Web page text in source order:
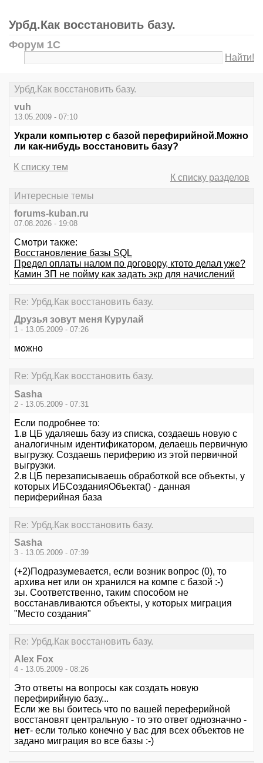
Урбд.Как восстановить базу.
Форум 1С
Найти!
Урбд.Как восстановить базу.
vuh
13.05.2009 - 07:10
Украли компьютер с базой перефирийной.Можно
ли как-нибудь восстановить базу?
К списку тем
К списку разделов
Интересные темы
forums-kuban.ru
07.08.2026 - 19:08
Смотри также:
Восстановление базы SQL
Предел оплаты налом по договору, ктото делал уже?
Камин ЗП не пойму как задать экр для начислений
Re: Урбд.Как восстановить базу.
Друзья зовут меня Курулай
1 - 13.05.2009 - 07:26
можно
Re: Урбд.Как восстановить базу.
Sasha
2 - 13.05.2009 - 07:31
Если подробнее то:
1.в ЦБ удаляешь базу из списка, создаешь новую с
аналогичным идентификатором, делаешь первичную
выгрузку. Создаешь периферию из этой первичной
выгрузки.
2.в ЦБ перезаписываешь обработкой все объекты, у
которых ИБСозданияОбъекта() - данная
периферийная база
Re: Урбд.Как восстановить базу.
Sasha
3 - 13.05.2009 - 07:39
(+2)Подразумевается, если возник вопрос (0), то
архива нет или он хранился на компе с базой :-)
зы. Соответственно, таким способом не
восстанавливаются объекты, у которых миграция
"Место создания"
Re: Урбд.Как восстановить базу.
Alex Fox
4 - 13.05.2009 - 08:26
Это ответы на вопросы как создать новую
перефирийную базу...
Если же вы боитесь что по вашей переферийной
восстановят центральную - то это ответ однозначно -
нет- если только конечно у вас для всех объектов не
задано миграция во все базы :-)